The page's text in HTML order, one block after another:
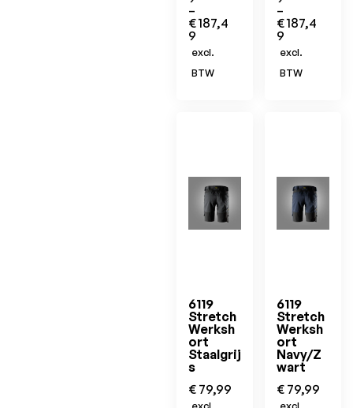
–
€187,4
9
excl.
BTW
–
€187,4
9
excl.
BTW
6119
Stretch
Werksh
ort
Staalgrij
s
€ 79,99
6119
Stretch
Werksh
ort
Navy/Z
wart
€ 79,99